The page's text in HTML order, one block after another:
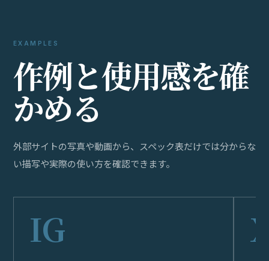
EXAMPLES
作例と使用感を確
かめる
外部サイトの写真や動画から、スペック表だけでは分からな
い描写や実際の使い方を確認できます。